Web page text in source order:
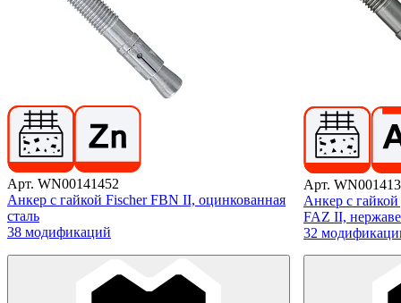
Арт. WN00141452
Анкер с гайкой Fischer FBN II, оцинкованная
сталь
38 модификаций
Арт.
Анкер с
FAZ II,
32